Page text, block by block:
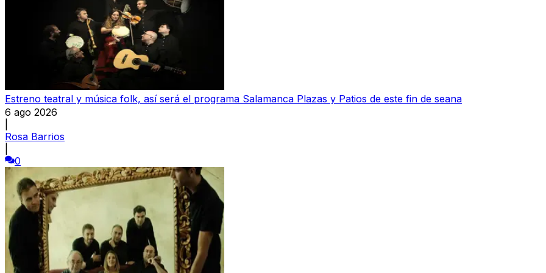
Estreno teatral y música folk, así será el programa Salamanca Plazas y Patios de este fin de seana
6 ago 2026
Rosa Barrios
0